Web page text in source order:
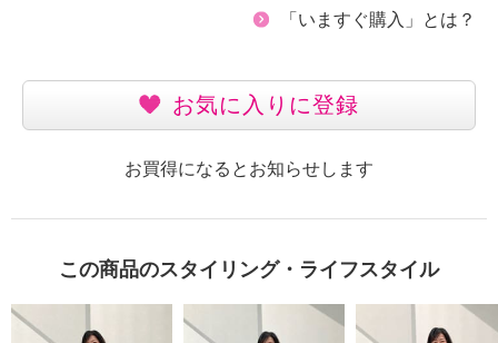
「いますぐ購入」とは？
お気に入りに登録
お買得になるとお知らせします
この商品のスタイリング・ライフスタイル